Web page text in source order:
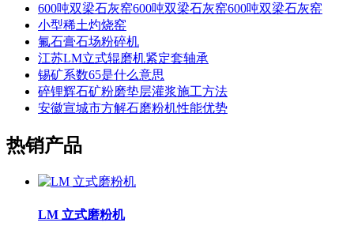
600吨双梁石灰窑600吨双梁石灰窑600吨双梁石灰窑
小型稀土灼烧窑
氟石膏石场粉碎机
江苏LM立式辊磨机紧定套轴承
锡矿系数65是什么意思
碎锂辉石矿粉磨垫层灌浆施工方法
安徽宣城市方解石磨粉机性能优势
热销产品
LM 立式磨粉机